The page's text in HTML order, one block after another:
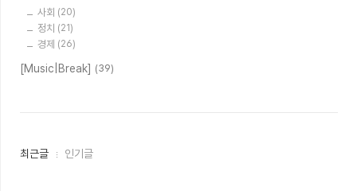
사회 (20)
정치 (21)
경제 (26)
[Music|Break] (39)
최
최근글 인기글